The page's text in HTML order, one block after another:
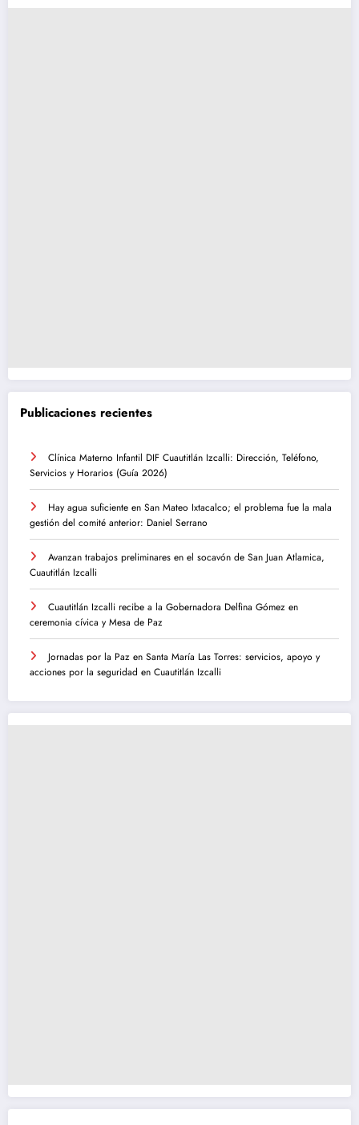
Publicaciones recientes
Clínica Materno Infantil DIF Cuautitlán Izcalli: Dirección, Teléfono,
Servicios y Horarios (Guía 2026)
Hay agua suficiente en San Mateo Ixtacalco; el problema fue la mala
gestión del comité anterior: Daniel Serrano
Avanzan trabajos preliminares en el socavón de San Juan Atlamica,
Cuautitlán Izcalli
Cuautitlán Izcalli recibe a la Gobernadora Delfina Gómez en
ceremonia cívica y Mesa de Paz
Jornadas por la Paz en Santa María Las Torres: servicios, apoyo y
acciones por la seguridad en Cuautitlán Izcalli